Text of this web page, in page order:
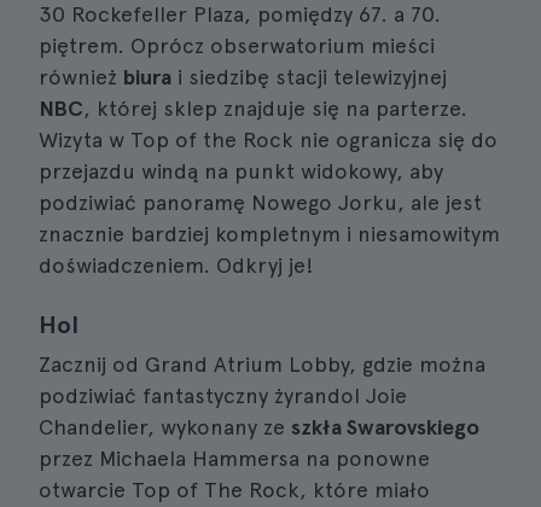
30 Rockefeller Plaza, pomiędzy 67. a 70.
piętrem. Oprócz obserwatorium mieści
również biura i siedzibę stacji telewizyjnej
NBC, której sklep znajduje się na parterze.
Wizyta w Top of the Rock nie ogranicza się do
przejazdu windą na punkt widokowy, aby
podziwiać panoramę Nowego Jorku, ale jest
znacznie bardziej kompletnym i niesamowitym
doświadczeniem. Odkryj je!
Hol
Zacznij od Grand Atrium Lobby, gdzie można
podziwiać fantastyczny żyrandol Joie
Chandelier, wykonany ze szkła Swarovskiego
przez Michaela Hammersa na ponowne
otwarcie Top of The Rock, które miało